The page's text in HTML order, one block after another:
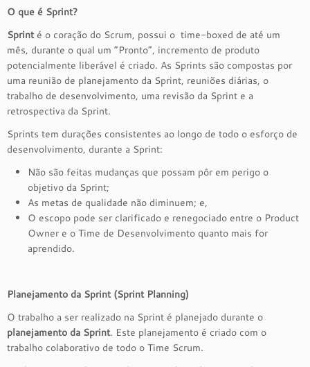
O que é Sprint?
Sprinté o coração do Scrum, possui o time-boxed de até um
mês, durante o qual um “Pronto”, incremento de produto
potencialmente liberável é criado. As Sprints são compostas por
uma reunião de planejamento da Sprint, reuniões diárias, o
trabalho de desenvolvimento, uma revisão da Sprint e a
retrospectiva da Sprint.
Sprints tem durações consistentes ao longo de todo o esforço de
desenvolvimento, durante a Sprint:
Não são feitas mudanças que possam pôr em perigo o
objetivo da Sprint;
As metas de qualidade não diminuem; e,
O escopo pode ser clarificado e renegociado entre o Product
Owner e o Time de Desenvolvimento quanto mais for
aprendido.
Planejamento da Sprint (Sprint Planning)
O trabalho a ser realizado na Sprint é planejado durante o
planejamento da Sprint. Este planejamento é criado com o
trabalho colaborativo de todo o Time Scrum.